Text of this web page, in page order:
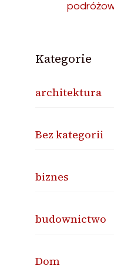
Kategorie
architektura
Bez kategorii
biznes
budownictwo
Dom